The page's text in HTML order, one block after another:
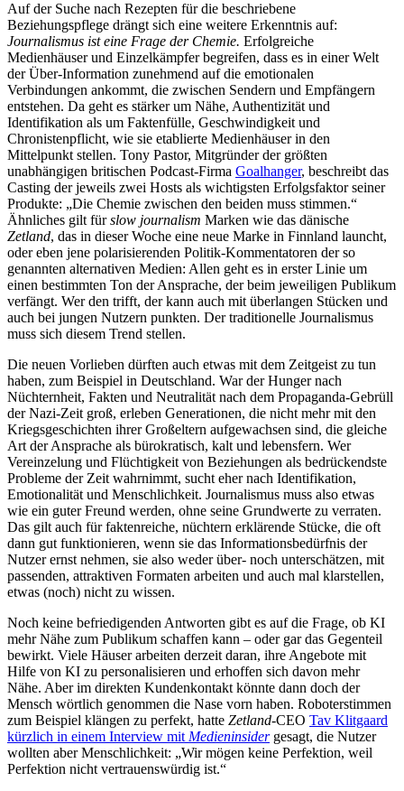
Auf der Suche nach Rezepten für die beschriebene
Beziehungspflege drängt sich eine weitere Erkenntnis auf:
Journalismus ist eine Frage der Chemie. Erfolgreiche
Medienhäuser und Einzelkämpfer begreifen, dass es in einer Welt
der Über-Information zunehmend auf die emotionalen
Verbindungen ankommt, die zwischen Sendern und Empfängern
entstehen. Da geht es stärker um Nähe, Authentizität und
Identifikation als um Faktenfülle, Geschwindigkeit und
Chronistenpflicht, wie sie etablierte Medienhäuser in den
Mittelpunkt stellen. Tony Pastor, Mitgründer der größten
unabhängigen britischen Podcast-Firma Goalhanger, beschreibt das
Casting der jeweils zwei Hosts als wichtigsten Erfolgsfaktor seiner
Produkte: „Die Chemie zwischen den beiden muss stimmen.“
Ähnliches gilt fürslow journalism Marken wie das dänische
Zetland, das in dieser Woche eine neue Marke in Finnland launcht,
oder eben jene polarisierenden Politik-Kommentatoren der so
genannten alternativen Medien: Allen geht es in erster Linie um
einen bestimmten Ton der Ansprache, der beim jeweiligen Publikum
verfängt. Wer den trifft, der kann auch mit überlangen Stücken und
auch bei jungen Nutzern punkten. Der traditionelle Journalismus
muss sich diesem Trend stellen.
Die neuen Vorlieben dürften auch etwas mit dem Zeitgeist zu tun
haben, zum Beispiel in Deutschland. War der Hunger nach
Nüchternheit, Fakten und Neutralität nach dem Propaganda-Gebrüll
der Nazi-Zeit groß, erleben Generationen, die nicht mehr mit den
Kriegsgeschichten ihrer Großeltern aufgewachsen sind, die gleiche
Art der Ansprache als bürokratisch, kalt und lebensfern. Wer
Vereinzelung und Flüchtigkeit von Beziehungen als bedrückendste
Probleme der Zeit wahrnimmt, sucht eher nach Identifikation,
Emotionalität und Menschlichkeit. Journalismus muss also etwas
wie ein guter Freund werden, ohne seine Grundwerte zu verraten.
Das gilt auch für faktenreiche, nüchtern erklärende Stücke, die oft
dann gut funktionieren, wenn sie das Informationsbedürfnis der
Nutzer ernst nehmen, sie also weder über- noch unterschätzen, mit
passenden, attraktiven Formaten arbeiten und auch mal klarstellen,
etwas (noch) nicht zu wissen.
Noch keine befriedigenden Antworten gibt es auf die Frage, ob KI
mehr Nähe zum Publikum schaffen kann – oder gar das Gegenteil
bewirkt. Viele Häuser arbeiten derzeit daran, ihre Angebote mit
Hilfe von KI zu personalisieren und erhoffen sich davon mehr
Nähe. Aber im direkten Kundenkontakt könnte dann doch der
Mensch wörtlich genommen die Nase vorn haben. Roboterstimmen
zum Beispiel klängen zu perfekt, hatte Zetland-CEO Tav Klitgaard
kürzlich in einem Interview mit Medieninsidergesagt, die Nutzer
wollten aber Menschlichkeit: „Wir mögen keine Perfektion, weil
Perfektion nicht vertrauenswürdig ist.“